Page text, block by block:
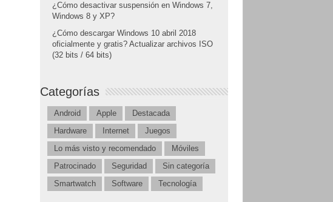
¿Cómo desactivar suspensión en Windows 7,
Windows 8 y XP?
¿Cómo descargar Windows 10 abril 2018
oficialmente y gratis? Actualizar archivos ISO
(32 bits / 64 bits)
Categorías
Android Apple
Destacada
Hardware
Internet
Juegos
Lo más visto y recomendado
Móviles
Patrocinado
Seguridad
Sin categoría
Smartwatch
Software Tecnología